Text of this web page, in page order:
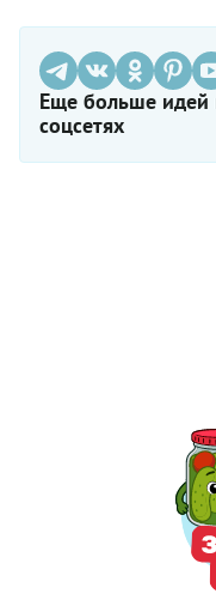
Еще больше
соцсетях